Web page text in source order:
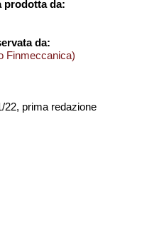
prodotta da:
da:
Finmeccanica)
22, prima redazione